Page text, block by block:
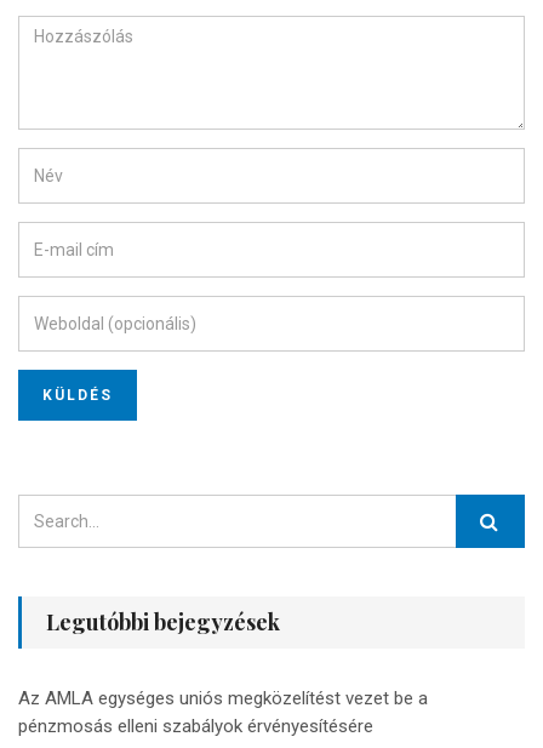
Legutóbbi bejegyzések
Az AMLA egységes uniós megközelítést vezet be a
pénzmosás elleni szabályok érvényesítésére